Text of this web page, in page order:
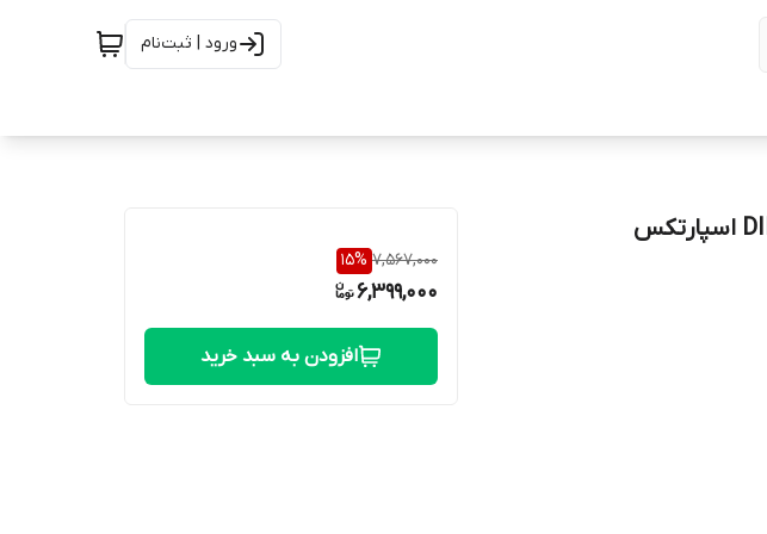
ورود | ثبت‌نام
7,567,000
15%
6,399,000
افزودن به سبد خرید